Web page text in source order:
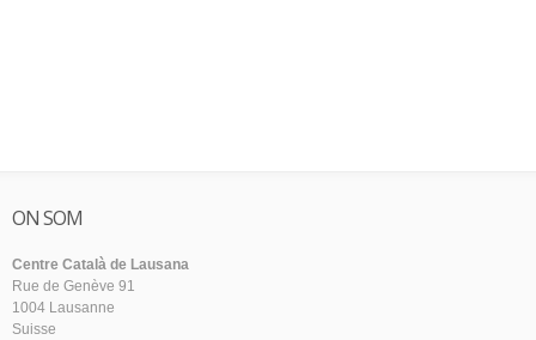
ON SOM
Centre Català de Lausana
Rue de Genève 91
1004 Lausanne
Suisse